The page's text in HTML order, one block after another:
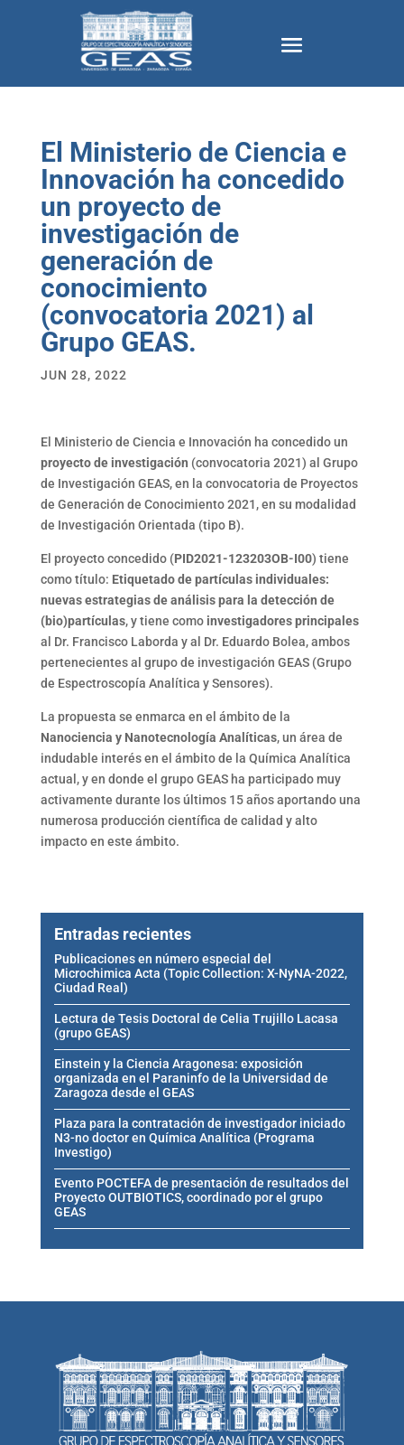
El Ministerio de Ciencia e
Innovación ha concedido
un proyecto de
investigación de
generación de
conocimiento
(convocatoria 2021) al
Grupo GEAS.
JUN 28, 2022
El Ministerio de Ciencia e Innovación ha concedido un
proyecto de investigación (convocatoria 2021) al Grupo
de Investigación GEAS, en la convocatoria de Proyectos
de Generación de Conocimiento 2021, en su modalidad
de Investigación Orientada (tipo B).
El proyecto concedido (PID2021-123203OB-I00) tiene
como título: Etiquetado de partículas individuales:
nuevas estrategias de análisis para la detección de
(bio)partículas, y tiene como investigadores principales
al Dr. Francisco Laborda y al Dr. Eduardo Bolea, ambos
pertenecientes al grupo de investigación GEAS (Grupo
de Espectroscopía Analítica y Sensores).
La propuesta se enmarca en el ámbito de la
Nanociencia y Nanotecnología Analíticas, un área de
indudable interés en el ámbito de la Química Analítica
actual, y en donde el grupo GEAS ha participado muy
activamente durante los últimos 15 años aportando una
numerosa producción científica de calidad y alto
impacto en este ámbito.
Entradas recientes
Publicaciones en número especial del
Microchimica Acta (Topic Collection: X-NyNA-2022,
Ciudad Real)
Lectura de Tesis Doctoral de Celia Trujillo Lacasa
(grupo GEAS)
Einstein y la Ciencia Aragonesa: exposición
organizada en el Paraninfo de la Universidad de
Zaragoza desde el GEAS
Plaza para la contratación de investigador iniciado
N3-no doctor en Química Analítica (Programa
Investigo)
Evento POCTEFA de presentación de resultados del
Proyecto OUTBIOTICS, coordinado por el grupo
GEAS